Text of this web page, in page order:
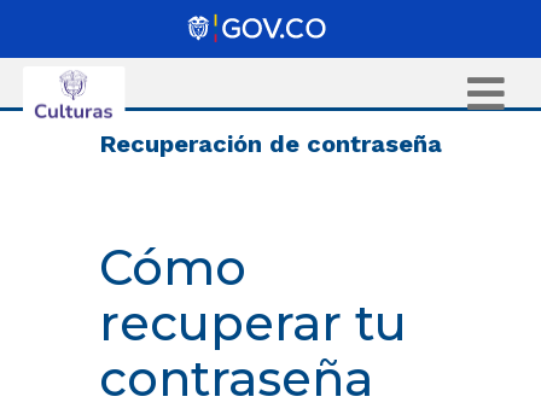
Recuperación de contraseña
Cómo
recuperar tu
contraseña